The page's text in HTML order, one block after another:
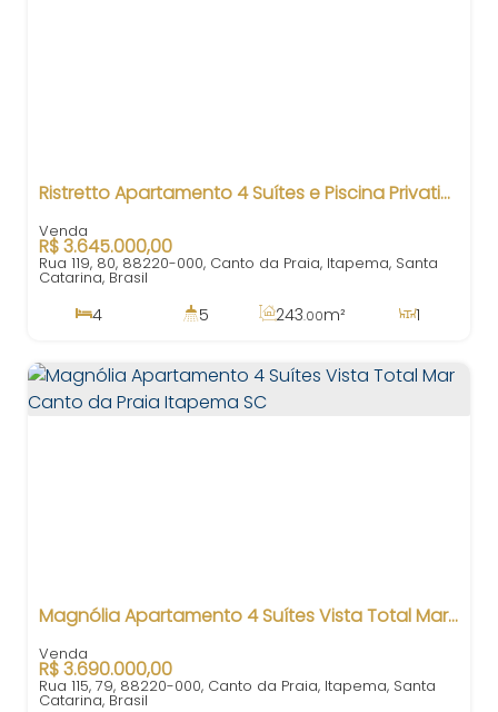
Ristretto Apartamento 4 Suítes e Piscina Privativa no Canto da Praia Itapema/Sc
R$3.645.000,00
Rua 119, 80, 88220-000, Canto da Praia, Itapema, Santa
Catarina, Brasil
4 5 243.00m²
1
Magnólia Apartamento 4 Suítes Vista Total Mar Canto da Praia Itapema SC
R$3.690.000,00
Rua 115, 79, 88220-000, Canto da Praia, Itapema, Santa
Catarina, Brasil